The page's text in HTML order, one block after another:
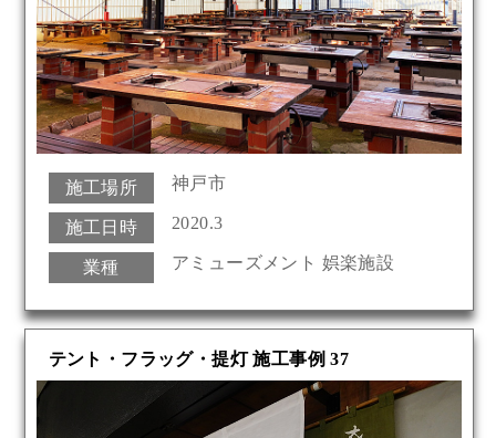
施工場所 神戸市
施工日時 2020.3
業種 アミューズメント 娯楽施設
テント・フラッグ・提灯 施工事例 37